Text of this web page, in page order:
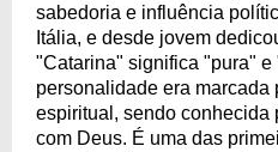
sabedoria e influência
Itália, e desde jovem
"Catarina" significa "pura" e
personalidade era marcada
espiritual, sendo conhecida
com Deus. É uma das